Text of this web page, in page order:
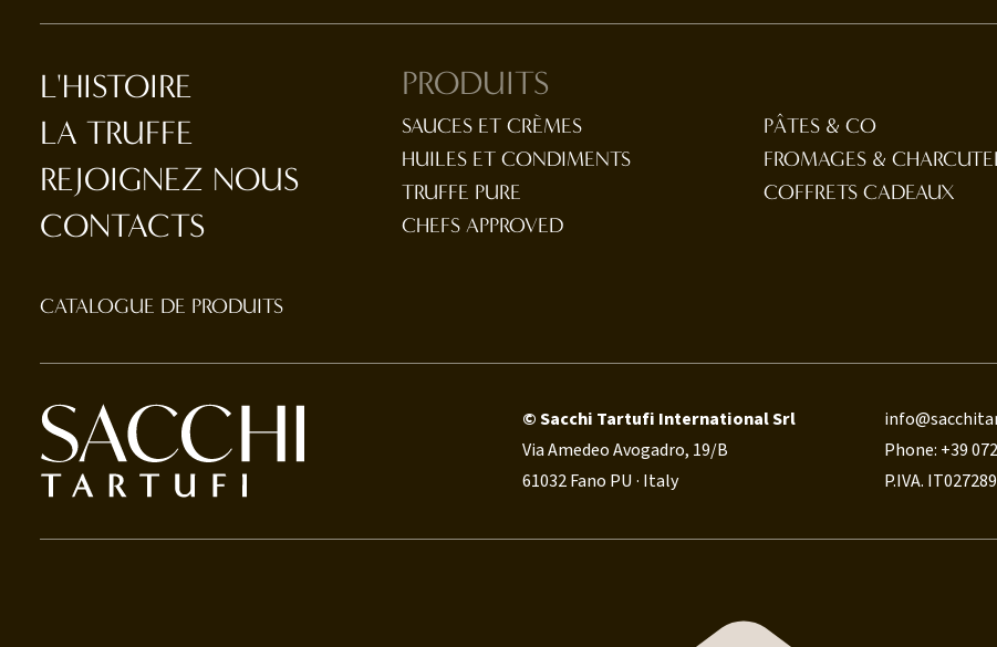
L'HISTOIRE
LA TRUFFE
REJOIGNEZ NOUS
CONTACTS
PRODUITS
SAUCES ET CRÈMES
HUILES ET CONDIMENTS
TRUFFE PURE
CHEFS APPROVED
PÂTES & CO
FROMAGES &
COFFRETS CADEAUX
CATALOGUE DE PRODUITS
© Sacchi Tartufi International Srl
Via Amedeo Avogadro, 19/B
61032 Fano PU · Italy
Phone: +39
P.IVA.